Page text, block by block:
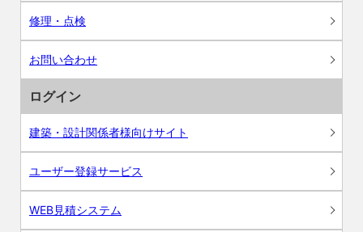
修理・点検
お問い合わせ
ログイン
建築・設計関係者様向けサイト
ユーザー登録サービス
WEB見積システム